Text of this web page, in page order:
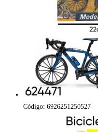
Código: 6926251250527